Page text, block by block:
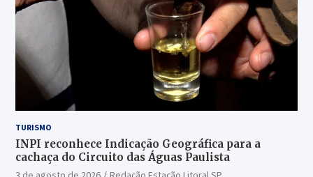
TURISMO
INPI reconhece Indicação Geográfica para a
cachaça do Circuito das Águas Paulista